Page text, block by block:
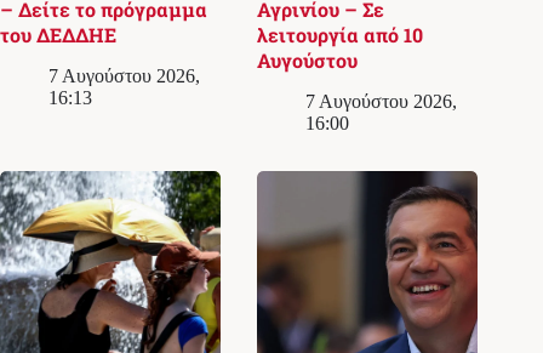
– Δείτε το πρόγραμμα
του ΔΕΔΔΗΕ
7 Αυγούστου 2026,
16:13
Αγρινίου – Σε
λειτουργία από 10
Αυγούστου
7 Αυγούστου 2026,
16:00